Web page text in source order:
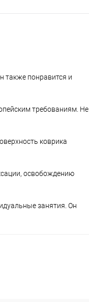
также понравится и
требованиям. Не
коврика
освобождению
занятия. Он